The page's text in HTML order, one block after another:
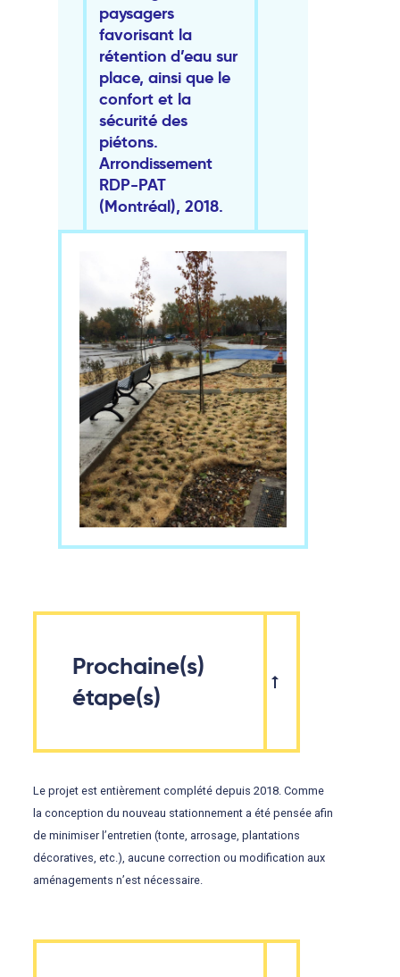
paysagers
favorisant la
rétention d’eau sur
place, ainsi que le
confort et la
sécurité des
piétons.
Arrondissement
RDP-PAT
(Montréal), 2018.
Prochaine(s)
étape(s)
Le projet est entièrement complété depuis 2018. Comme
la conception du nouveau stationnement a été pensée afin
de minimiser l’entretien (tonte, arrosage, plantations
décoratives, etc.), aucune correction ou modification aux
aménagements n’est nécessaire.